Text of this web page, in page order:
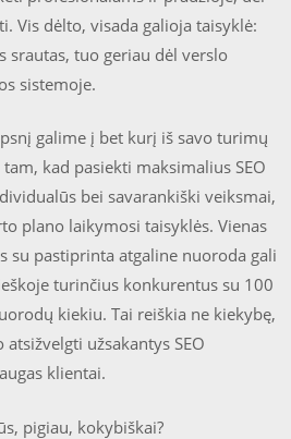
Vis dėlto, visada galioja taisyklė:
srautas, tuo geriau dėl verslo
sistemoje.
galime į bet kurį iš savo turimų
kad pasiekti maksimalius SEO
bei savarankiški veiksmai,
plano laikymosi taisyklės. Vienas
su pastiprinta atgaline nuoroda gali
turinčius konkurentus su 100
kiekiu. Tai reiškia ne kiekybę,
užsakantys SEO
klientai.
pigiau, kokybiškai?